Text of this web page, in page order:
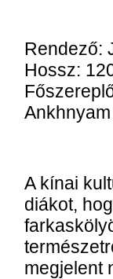
Rendező:
Hossz:
A kínai
diákot,
megjelent